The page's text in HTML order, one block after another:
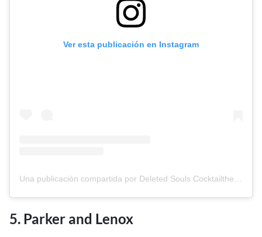
Ver esta publicación en Instagram
5. Parker and Lenox